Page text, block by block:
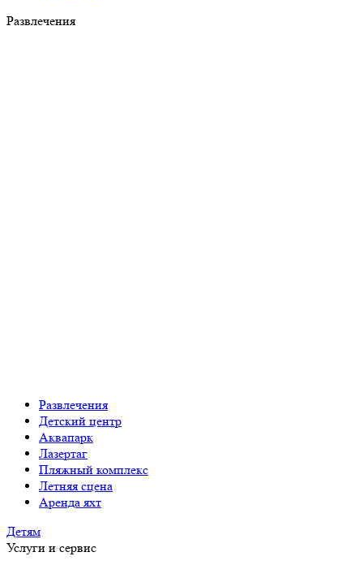
Развлечения
Развлечения
Детский центр
Аквапарк
Лазертаг
Пляжный комплекс
Летняя сцена
Аренда яхт
Детям
Услуги и сервис